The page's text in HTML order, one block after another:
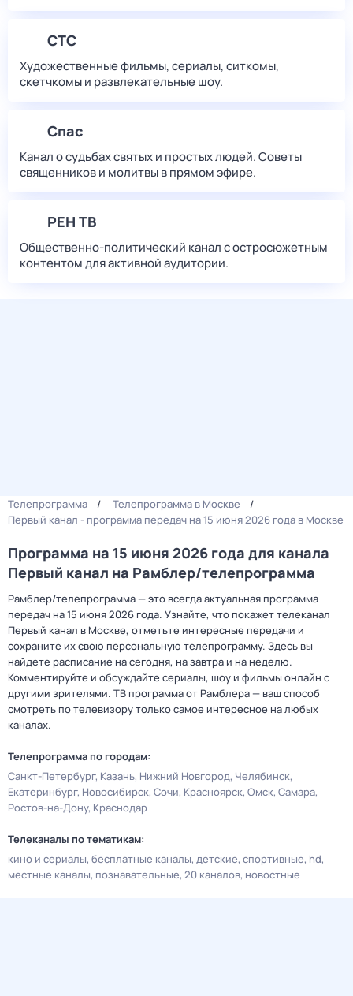
СТС
Художественные фильмы, сериалы, ситкомы,
скетчкомы и развлекательные шоу.
Спас
Канал о судьбах святых и простых людей. Советы
священников и молитвы в прямом эфире.
РЕН ТВ
Общественно-политический канал с остросюжетным
контентом для активной аудитории.
Телепрограмма
Телепрограмма в Москве
Первый канал - программа передач на 15 июня 2026 года в Москве
Программа на 15 июня 2026 года для канала
Первый канал на Рамблер/телепрограмма
Рамблер/телепрограмма — это всегда актуальная программа
передач на 15 июня 2026 года. Узнайте, что покажет телеканал
Первый канал в Москве, отметьте интересные передачи и
сохраните их свою персональную телепрограмму. Здесь вы
найдете расписание на сегодня, на завтра и на неделю.
Комментируйте и обсуждайте сериалы, шоу и фильмы онлайн с
другими зрителями. ТВ программа от Рамблера — ваш способ
смотреть по телевизору только самое интересное на любых
каналах.
Телепрограмма по городам:
Санкт-Петербург Казань Нижний Новгород Челябинск
Екатеринбург Новосибирск Сочи Красноярск Омск Самара
Ростов-на-Дону Краснодар
Телеканалы по тематикам:
кино и сериалы бесплатные каналы детские спортивные hd
местные каналы познавательные 20 каналов новостные